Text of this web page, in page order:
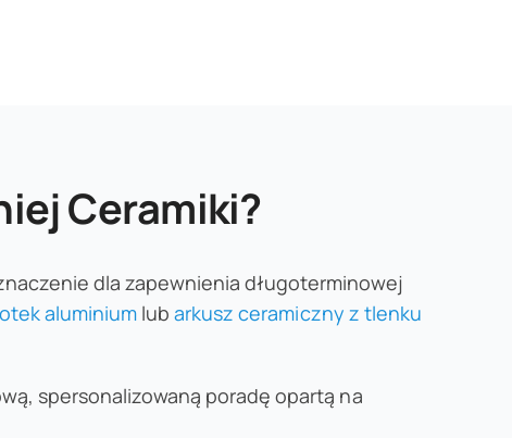
Ceramiki?
dla zapewnienia długoterminowej
aluminium lubarkusz ceramiczny z tlenku
spersonalizowaną poradę opartą na